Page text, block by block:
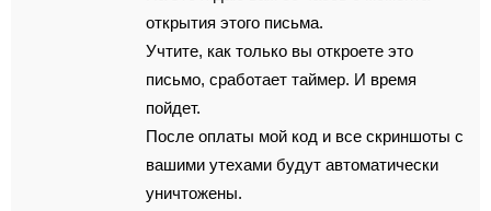
открытия этого письма.
Учтите, как только вы откроете это
письмо, сработает таймер. И время
пойдет.
После оплаты мой код и все скриншоты с
вашими утехами будут автоматически
уничтожены.